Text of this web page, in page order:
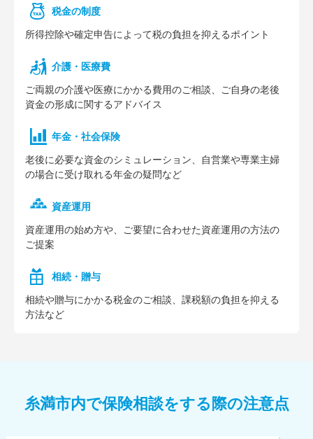
税⾦の制度
所得控除や確定申告によって税の負担を抑えるポイント
介護・医療費
ご両親の介護や医療にかかる費⽤のご相談、ご⾃⾝の⽼後
資⾦の形成に関するアドバイス
年⾦・社会保険
⽼後に必要な資⾦のシミュレーション、⾃営業や専業主婦
の場合に受け取れる年⾦の疑問など
資産運用
資産運⽤の始め⽅や、ご要望に合わせた資産運⽤の⽅法の
ご提案
相続・贈与
相続や贈与にかかる税⾦のご相談、課税額の負担を抑える
⽅法など
糸満市内で保険相談をする際の注意点